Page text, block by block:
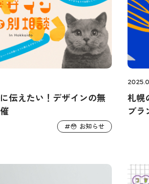
伝えたい！デザインの無
#😳 お知らせ
札幌
ブラ